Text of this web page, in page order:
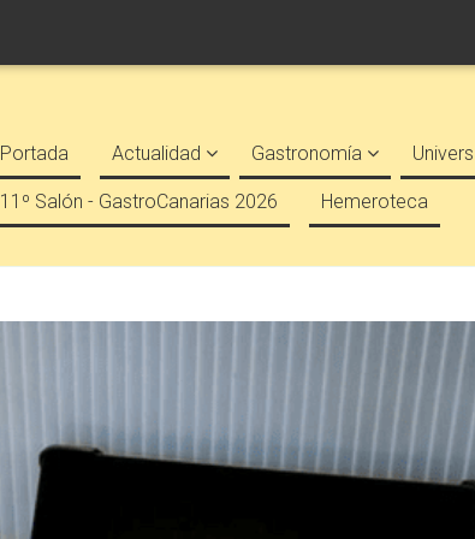
Portada Actualidad Gastronomía
11º Salón - GastroCanarias 2026 Hemeroteca